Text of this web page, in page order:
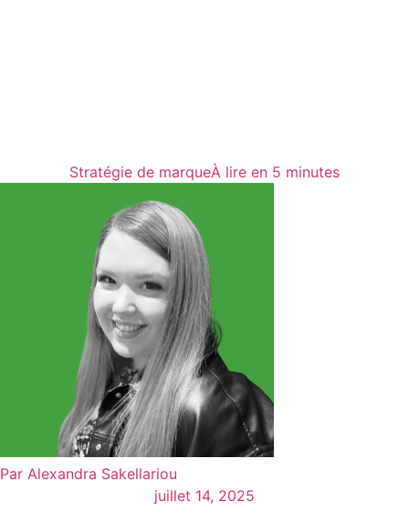
Stratégie de marqueÀ lire en 5 minutes
Par Alexandra Sakellariou
juillet 14, 2025